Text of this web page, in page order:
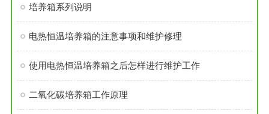
培养箱系列说明
电热恒温培养箱的注意事项和维护修理
使用电热恒温培养箱之后怎样进行维护工作
二氧化碳培养箱工作原理